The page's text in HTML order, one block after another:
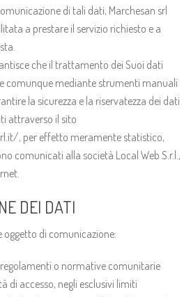
di tali dati, Marchesan srl
a prestare il servizio richiesto e a
che il trattamento dei Suoi dati
comunque mediante strumenti manuali
la sicurezza e la riservatezza dei dati
attraverso il sito
, per effetto meramente statistico,
comunicati alla società Local Web S.r.l.,
DEI DATI
oggetto di comunicazione:
regolamenti o normative comunitarie
di accesso, negli esclusivi limiti